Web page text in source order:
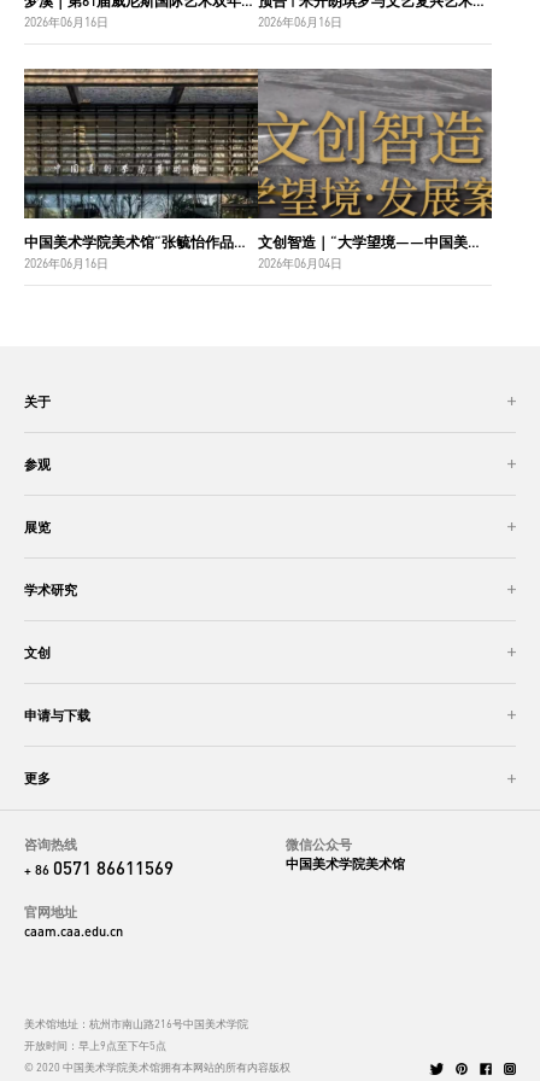
2026年06月16日 2026年06月16日
中国美术学院美术馆“张毓怡作品捐赠收藏项目”入选“2026年度国家美术作品收藏和捐赠奖励项目名单”
2026年06月16日
文创智造｜“大学望境——中国美术学院建设世界一流大学二十周年”特展导览
2026年06月04日
关于
参观
展览
学术研究
文创
申请与下载
更多
咨询热线
+ 86 0571 86611569
官网地址
caam.caa.edu.cn
微信公众号
中国美术学院美术馆
美术馆地址：杭州市南山路216号中国美术学院
开放时间：早上9点至下午5点
© 2020 中国美术学院美术馆拥有本网站的所有内容版权